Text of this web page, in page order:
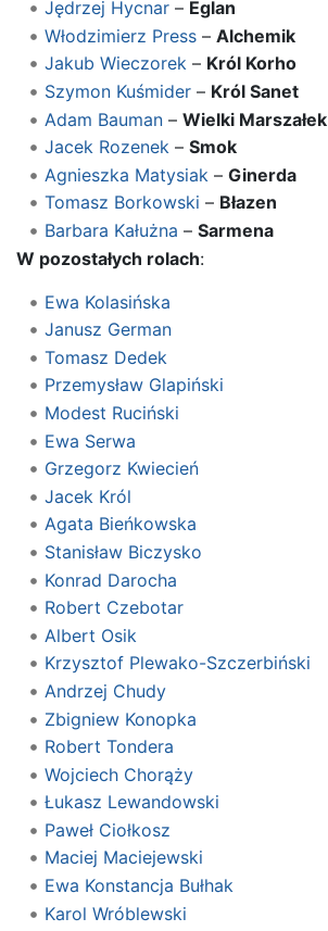
Jędrzej Hycnar– Eglan
Włodzimierz Press– Alchemik
Jakub Wieczorek– Król Korho
Szymon Kuśmider– Król Sanet
Adam Bauman– Wielki Marszałek
Jacek Rozenek– Smok
Agnieszka Matysiak – Ginerda
Tomasz Borkowski – Błazen
Barbara Kałużna – Sarmena
W pozostałych rolach:
Ewa Kolasińska
Janusz German
Tomasz Dedek
Przemysław Glapiński
Modest Ruciński
Ewa Serwa
Grzegorz Kwiecień
Jacek Król
Agata Bieńkowska
Stanisław Biczysko
Konrad Darocha
Robert Czebotar
Albert Osik
Krzysztof Plewako-Szczerbiński
Andrzej Chudy
Zbigniew Konopka
Robert Tondera
Wojciech Chorąży
Łukasz Lewandowski
Paweł Ciołkosz
Maciej Maciejewski
Ewa Konstancja Bułhak
Karol Wróblewski